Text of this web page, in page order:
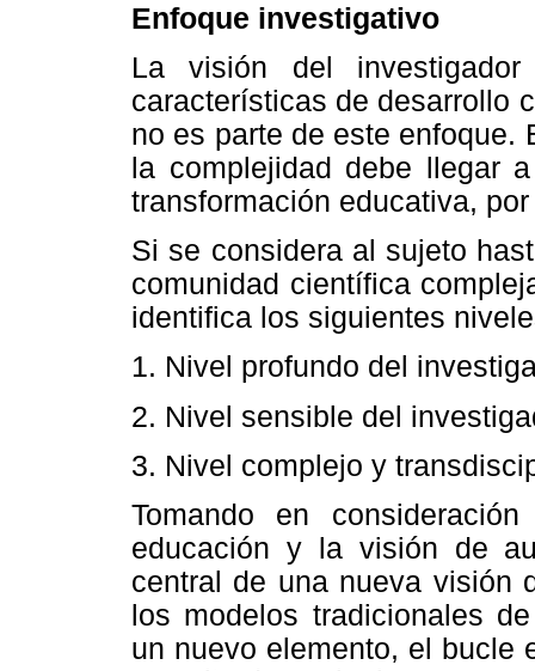
Enfoque investigativo
La visión del
características de desarrollo
no es parte de este enfoque.
la complejidad debe llegar
transformación educativa,
Si se considera al sujeto
comunidad científica
identifica los siguientes
1. Nivel profundo del
2. Nivel sensible del
3. Nivel complejo y
Tomando en
educación y la visión de
central de una nueva visión
los modelos tradicionales
un nuevo elemento, el bucle